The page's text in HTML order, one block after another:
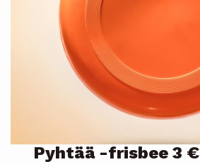
Pyhtää -frisbee 3 €